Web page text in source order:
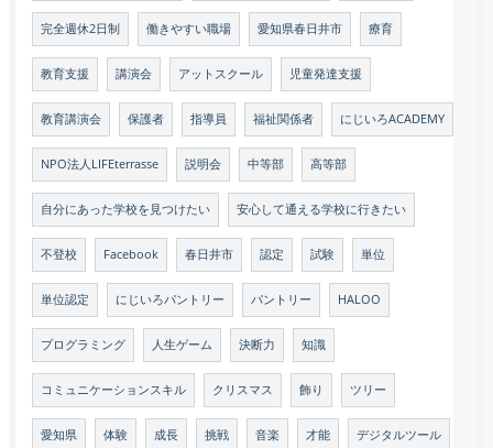
完全週休2日制 働きやすい職場 愛知県春日井市 療育
教育支援 講演会 アットスクール 児童発達支援
教育講演会 保護者 指導員 福祉関係者 にじいろACADEMY
NPO法人LIFEterrasse 説明会 中等部 高等部
自分にあった学校を見つけたい 安心して通える学校に行きたい
不登校 Facebook 春日井市 認定 試験 単位
単位認定 にじいろパントリー パントリー HALOO
プログラミング 人生ゲーム 決断力 知識
コミュニケーションスキル クリスマス 飾り ツリー
愛知県 体験 成長 挑戦 音楽 才能 デジタルツール